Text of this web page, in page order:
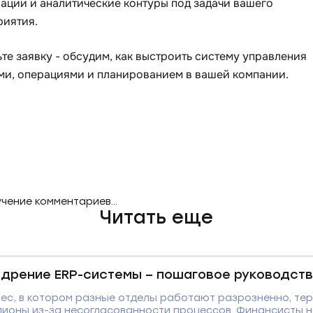
заявку - обсудим, как выстроить систему управления
операциями и планированием в вашей компании.
комментариев...
Читать еще
ERP-системы – пошаговое
в котором разные отделы работают разрозненно,
из-за несогласованности процессов. Финансисты